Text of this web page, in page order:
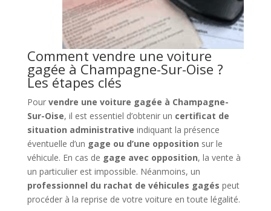
Comment vendre une voiture
gagée à Champagne-Sur-Oise ?
Les étapes clés
Pour vendre une voiture gagée à Champagne-
Sur-Oise, il est essentiel d’obtenir un certificat de
situation administrative indiquant la présence
éventuelle d’un gage ou d’une opposition sur le
véhicule. En cas de gage avec opposition, la vente à
un particulier est impossible. Néanmoins, un
professionnel du rachat de véhicules gagés peut
procéder à la reprise de votre voiture en toute légalité.